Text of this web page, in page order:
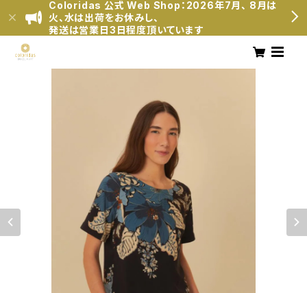
Coloridas 公式 Web Shop：2026年7月、 8月は
火、水は出荷をお休みし、
発送は営業日3日程度頂いています